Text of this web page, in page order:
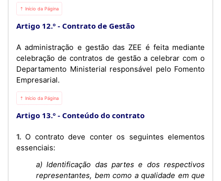
⇡ Início da Página
Artigo 12.º Contrato de Gestão
A administração e gestão das ZEE é feita mediante
celebração de contratos de gestão a celebrar com o
Departamento Ministerial responsável pelo Fomento
Empresarial.
⇡ Início da Página
Artigo 13.º Conteúdo do contrato
1. O contrato deve conter os seguintes elementos
essenciais:
a) Identificação das partes e dos respectivos
representantes, bem como a qualidade em que